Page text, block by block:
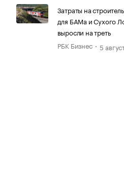
Затраты на
для БАМа и Сухого
выросли на треть
РБК Бизнес
5